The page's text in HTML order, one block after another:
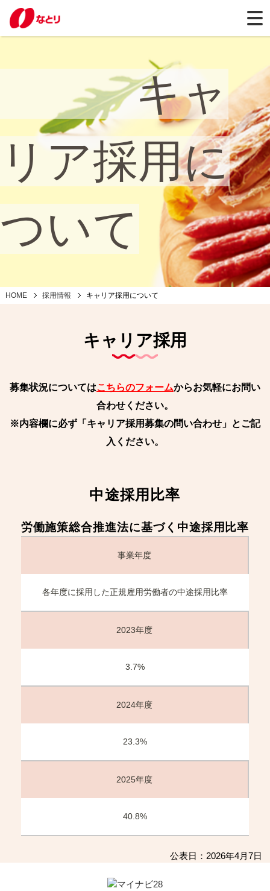
キャ
リア採用に
ついて
HOME 採用情報 キャリア採用について
キャリア採用
募集状況についてはこちらのフォームからお気軽にお問い
合わせください。
※内容欄に必ず「キャリア採用募集の問い合わせ」とご記
入ください。
中途採用比率
労働施策総合推進法に基づく中途採用比率
事業年度
各年度に採用した正規雇用労働者の中途採用比率
2023年度
3.7%
2024年度
23.3%
2025年度
40.8%
公表日：2026年4月7日